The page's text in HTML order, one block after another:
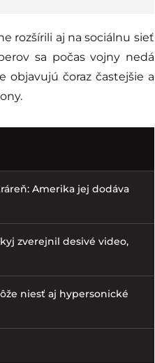
rozšírili aj na sociálnu sieť
sa počas vojny nedá
objavujú čoraz častejšie a
Amerika jej dodáva
zverejnil desivé video,
niesť aj hypersonické